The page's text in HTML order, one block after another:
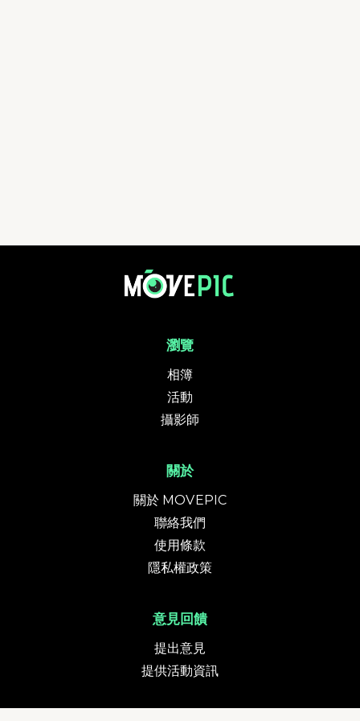
瀏覽
相簿
活動
攝影師
關於
關於 MOVEPIC
聯絡我們
使用條款
隱私權政策
意見回饋
提出意見
提供活動資訊